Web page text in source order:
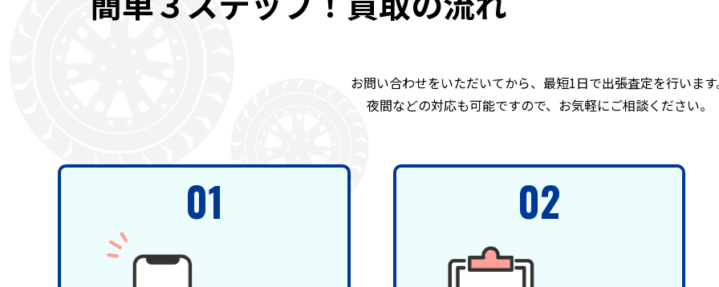
お問い合わせをいただいてから、最短1日で出張査定を行います
夜間などの対応も可能ですので、お気軽にご相談ください。